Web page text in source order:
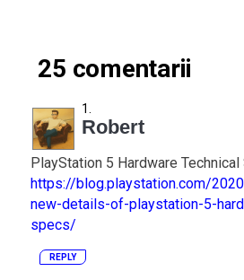
25 comentarii
Robert
PlayStation 5 Hardware Technical
https://blog.playstation.com/
new-details-of-playstation-5-
specs/
REPLY